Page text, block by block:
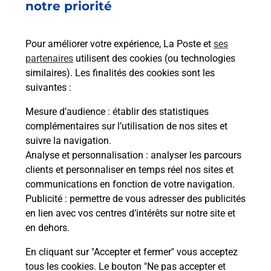
notre priorité
Pour améliorer votre expérience, La Poste et ses
partenaires utilisent des cookies (ou technologies
similaires). Les finalités des cookies sont les
suivantes :
Mesure d’audience : établir des statistiques
complémentaires sur l’utilisation de nos sites et
suivre la navigation.
Analyse et personnalisation : analyser les parcours
clients et personnaliser en temps réel nos sites et
communications en fonction de votre navigation.
Publicité : permettre de vous adresser des publicités
en lien avec vos centres d’intérêts sur notre site et
en dehors.
En cliquant sur "Accepter et fermer" vous acceptez
tous les cookies. Le bouton "Ne pas accepter et
50 RUE CHARLES DE GAULLE
En savoir plus
Malin !
La Poste
en ligne
Ouvert 24h/24
En savoir plus